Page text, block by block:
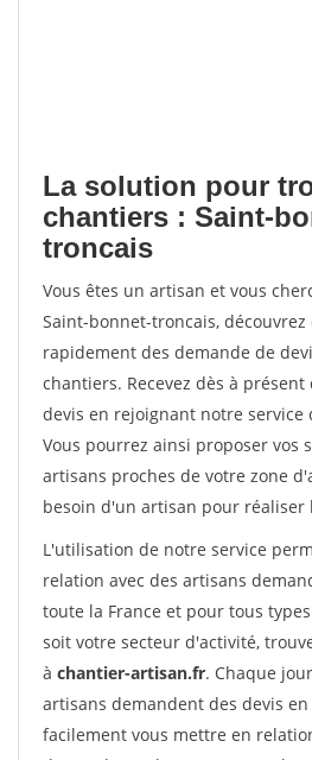
La solution pour
chantiers : Saint-
troncais
Vous êtes un artisan et vous
Saint-bonnet-troncais,
rapidement des demande de
chantiers. Recevez dès à
devis en rejoignant notre service
Vous pourrez ainsi proposer vos
artisans proches de votre zone
besoin d'un artisan pour réaliser
L'utilisation de notre service
relation avec des artisans
toute la France et pour tous
soit votre secteur d'activité,
à chantier-artisan.fr. Chaque
artisans demandent des devis
facilement vous mettre en